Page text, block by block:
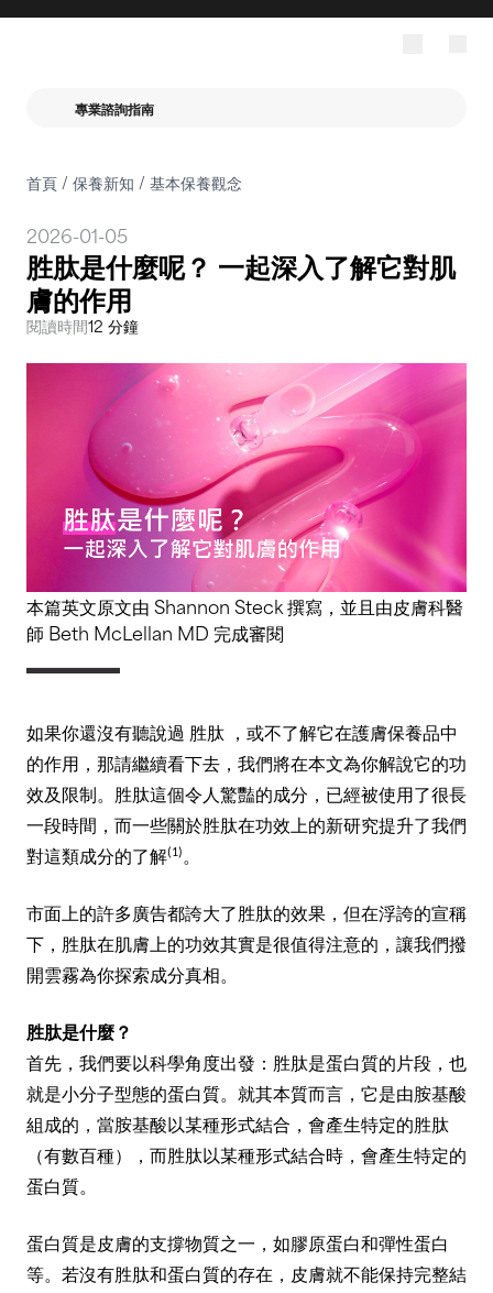
專業諮詢指南
首頁/ 保養新知 / 基本保養觀念
2026-01-05
胜肽是什麼呢？ 一起深入了解它對肌
膚的作用
閱讀時間12 分鐘
本篇英文原文由Shannon Steck撰寫，並且由皮膚科醫
師 Beth McLellan MD 完成審閱
如果你還沒有聽說過 胜肽
，或不了解它在護膚保養品中
的作用，那請繼續看下去，我們將在本文為你解說它的功
效及限制。胜肽這個令人驚豔的成分，已經被使用了很長
一段時間，而一些關於胜肽在功效上的新研究提升了我們
對這類成分的了解(1)。
市面上的許多廣告都誇大了胜肽的效果，但在浮誇的宣稱
下，胜肽在肌膚上的功效其實是很值得注意的，讓我們撥
開雲霧為你探索成分真相。
胜肽是什麼？
首先，我們要以科學角度出發：胜肽是蛋白質的片段，也
就是小分子型態的蛋白質。就其本質而言，它是由胺基酸
組成的，當胺基酸以某種形式結合，會產生特定的胜肽
（有數百種），而胜肽以某種形式結合時，會產生特定的
蛋白質。
蛋白質是皮膚的支撐物質之一，如膠原蛋白和彈性蛋白
等。若沒有胜肽和蛋白質的存在，皮膚就不能保持完整結